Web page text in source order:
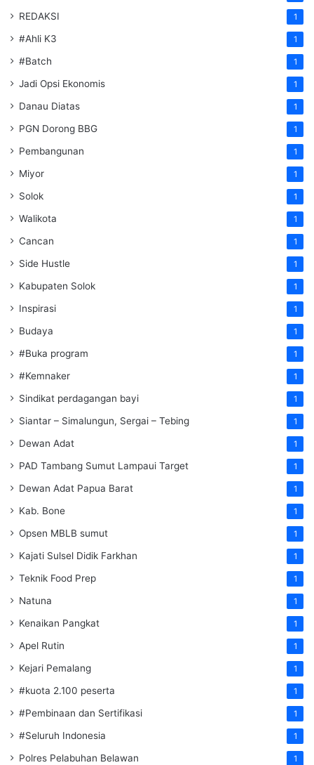
REDAKSI 1
#Ahli K3 1
#Batch 1
Jadi Opsi Ekonomis 1
Danau Diatas 1
PGN Dorong BBG 1
Pembangunan 1
Miyor 1
Solok 1
Walikota 1
Cancan 1
Side Hustle 1
Kabupaten Solok 1
Inspirasi 1
Budaya 1
#Buka program 1
#Kemnaker 1
Sindikat perdagangan bayi 1
Siantar – Simalungun, Sergai – Tebing 1
Dewan Adat 1
PAD Tambang Sumut Lampaui Target 1
Dewan Adat Papua Barat 1
Kab. Bone 1
Opsen MBLB sumut 1
Kajati Sulsel Didik Farkhan 1
Teknik Food Prep 1
Natuna 1
Kenaikan Pangkat 1
Apel Rutin 1
Kejari Pemalang 1
#kuota 2.100 peserta 1
#Pembinaan dan Sertifikasi 1
#Seluruh Indonesia 1
Polres Pelabuhan Belawan 1